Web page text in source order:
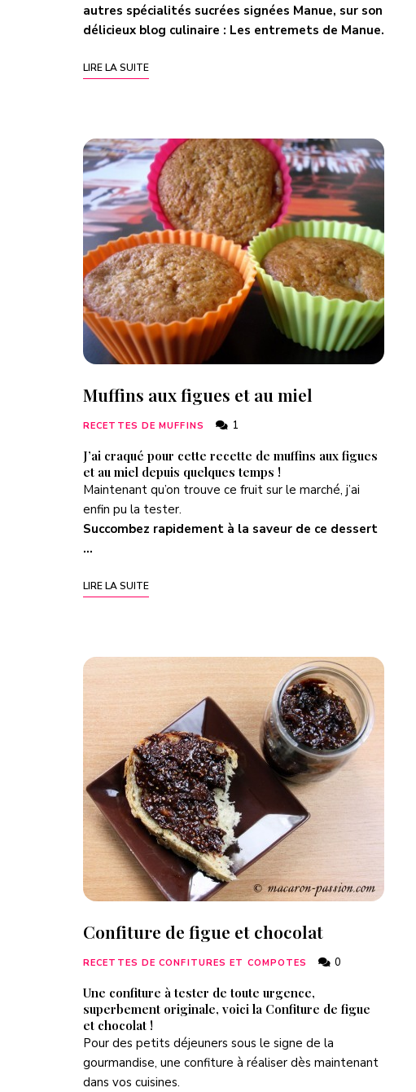
autres spécialités sucrées signées Manue, sur son
délicieux blog culinaire : Les entremets de Manue.
LIRE LA SUITE
Muffins aux figues et au miel
RECETTES DE MUFFINS 1
J’ai craqué pour cette recette de muffins aux figues
et au miel depuis quelques temps !
Maintenant qu’on trouve ce fruit sur le marché, j’ai
enfin pu la tester.
Succombez rapidement à la saveur de ce dessert
…
LIRE LA SUITE
Confiture de figue et chocolat
RECETTES DE CONFITURES ET COMPOTES 0
Une confiture à tester de toute urgence,
superbement originale, voici la Confiture de figue
et chocolat !
Pour des petits déjeuners sous le signe de la
gourmandise, une confiture à réaliser dès maintenant
dans vos cuisines.